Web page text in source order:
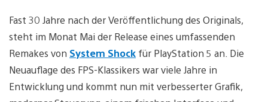
Fast 30 Jahre nach der Veröffentlichung des Originals,
steht im Monat Mai der Release eines umfassenden
Remakes von System Shock für PlayStation 5 an. Die
Neuauflage des FPS-Klassikers war viele Jahre in
Entwicklung und kommt nun mit verbesserter Grafik,